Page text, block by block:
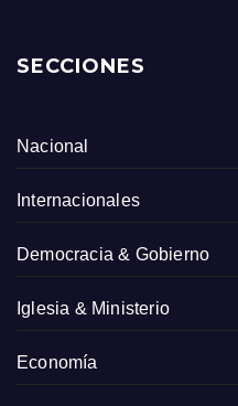
SECCIONES
Nacional
Internacionales
Democracia & Gobierno
Iglesia & Ministerio
Economía